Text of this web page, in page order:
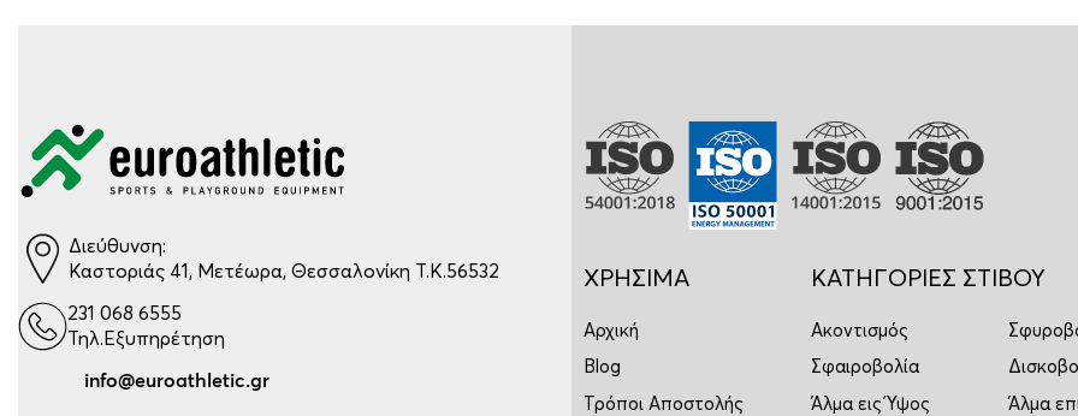
Διεύθυνση:
Καστοριάς 41, Μετέωρα, Θεσσαλονίκη Τ.Κ.56532
231 068 6555
Τηλ.Εξυπηρέτηση
info@euroathletic.gr
ΧΡΗΣΙΜΑ
Αρχική
Blog
Τρόποι Αποστολής
ΚΑΤΗΓΟΡΙΕΣ ΣΤΙΒΟΥ
Ακοντισμός
Σφαιροβολία
Άλμα εις Ύψος
Άλμα